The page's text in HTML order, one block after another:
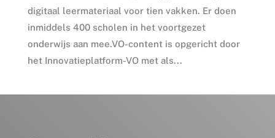
digitaal leermateriaal voor tien vakken. Er doen
inmiddels 400 scholen in het voortgezet
onderwijs aan mee.VO-content is opgericht door
het Innovatieplatform-VO met als...